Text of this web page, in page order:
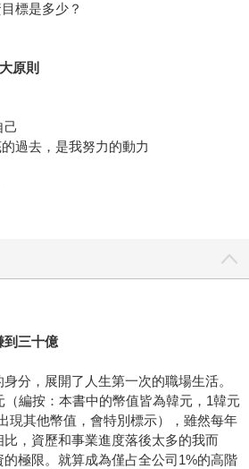
標是多少？
原則
過去，是我努力的動力
到三十億
分，展開了人生第一次的職場生活。
編按：本書中的幣值皆為韓元，1韓元
現其他幣值，會特別標示），雖然每年
，資歷和事業進度落後太多的我而
極限。就算成為僅占全公司1%的高階